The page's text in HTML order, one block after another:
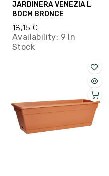
JARDINERA VENEZIA L
80CM BRONCE
18,15 €
Availability: 9 In
Stock